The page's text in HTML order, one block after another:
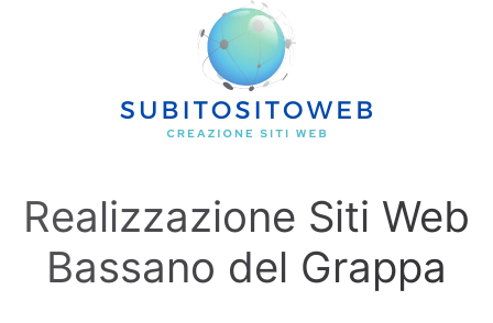
Skip to main content
Realizzazione Siti Web
Bassano del Grappa